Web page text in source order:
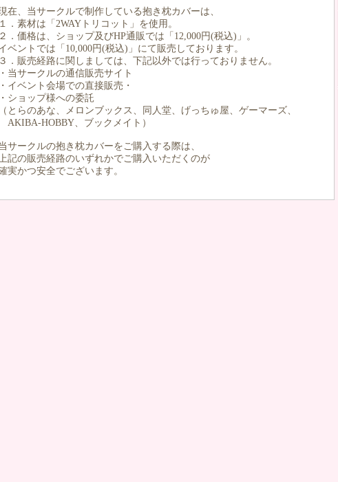
在、当サークルで制作している抱き枕カバーは、
１．素材は「2WAYトリコット」を使用。
２．価格は、ショップ及びHP通販では「12,000円(税込)」。
ベントでは「10,000円(税込)」にて販売しております。
３．販売経路に関しましては、下記以外では行っておりません。
・当サークルの通信販売サイト
・イベント会場での直接販売・
・ショップ様への委託
（とらのあな、メロンブックス、同人堂、げっちゅ屋、ゲーマーズ、
AKIBA-HOBBY、ブックメイト）
サークルの抱き枕カバーをご購入する際は、
記の販売経路のいずれかでご購入いただくのが
実かつ安全でございます。